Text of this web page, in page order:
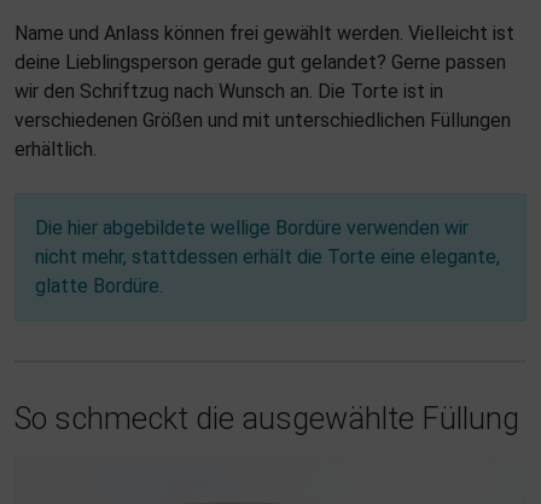
Name und Anlass können frei gewählt werden. Vielleicht ist
deine Lieblingsperson gerade gut gelandet? Gerne passen
wir den Schriftzug nach Wunsch an. Die Torte ist in
verschiedenen Größen und mit unterschiedlichen Füllungen
erhältlich.
Die hier abgebildete wellige Bordüre verwenden wir
nicht mehr, stattdessen erhält die Torte eine elegante,
glatte Bordüre.
So schmeckt die ausgewählte Füllung